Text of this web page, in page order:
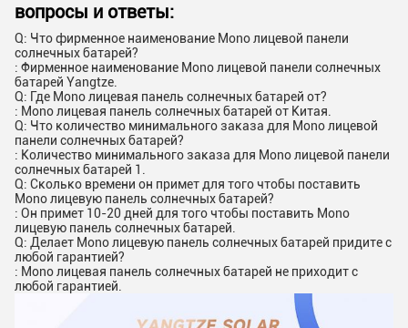
вопросы и ответы:
Q: Что фирменное наименование Mono лицевой панели
солнечных батарей?
: Фирменное наименование Mono лицевой панели солнечных
батарей Yangtze.
Q: Где Mono лицевая панель солнечных батарей от?
: Mono лицевая панель солнечных батарей от Китая.
Q: Что количество минимального заказа для Mono лицевой
панели солнечных батарей?
: Количество минимального заказа для Mono лицевой панели
солнечных батарей 1.
Q: Сколько времени он примет для того чтобы поставить
Mono лицевую панель солнечных батарей?
: Он примет 10-20 дней для того чтобы поставить Mono
лицевую панель солнечных батарей.
Q: Делает Mono лицевую панель солнечных батарей придите с
любой гарантией?
: Mono лицевая панель солнечных батарей не приходит с
любой гарантией.